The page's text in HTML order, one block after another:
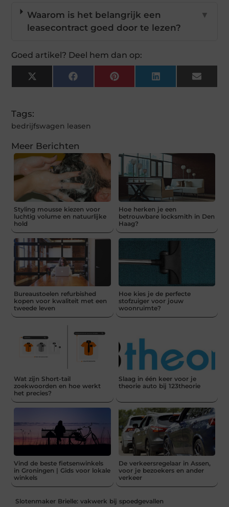
Waarom is het belangrijk een
leasecontract goed door te lezen?
▼
Goed artikel? Deel hem dan op:
X
(Twitter)
FacebookPinterestLinkedInEmail
Tags:
bedrijfswagen leasen
Meer Berichten
Styling mousse kiezen voor
luchtig volume en natuurlijke
hold
Hoe herken je een
betrouwbare locksmith in Den
Haag?
Bureaustoelen refurbished
kopen voor kwaliteit met een
tweede leven
Hoe kies je de perfecte
stofzuiger voor jouw
woonruimte?
Wat zijn Short-tail
zoekwoorden en hoe werkt
het precies?
Slaag in één keer voor je
theorie auto bij 123theorie
Vind de beste fietsenwinkels
in Groningen | Gids voor lokale
winkels
De verkeersregelaar in Assen,
voor je bezoekers en ander
verkeer
Slotenmaker Brielle: vakwerk bij spoedgevallen